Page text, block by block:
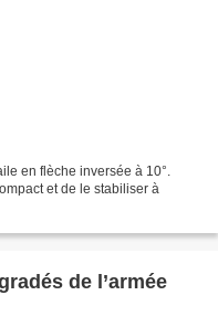
en flèche inversée à 10°.
et de le stabiliser à
de l’armée